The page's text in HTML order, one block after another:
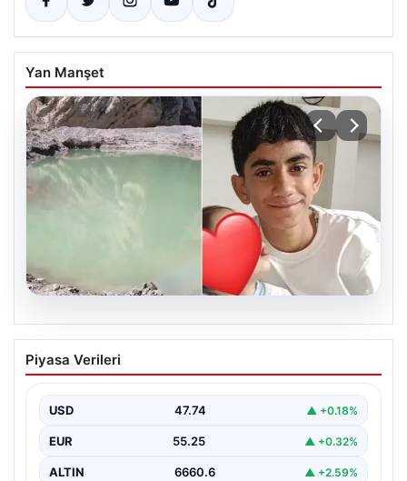
Yan Manşet
06.08.2026
12 yaşındaki çocuk hafriyat alınan
gölette boğuldu
Oluşan Gölette Boğuldu", "content": "Erzurum’un Oltu
ilçesinde…
Piyasa Verileri
USD 47.74 ▲ +0.18%
EUR 55.25 ▲ +0.32%
ALTIN 6660.6 ▲ +2.59%